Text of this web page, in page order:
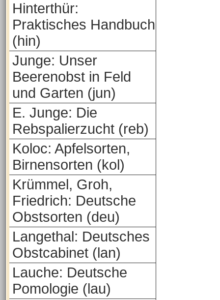
Hinterthür:
Praktisches Handbuch
(hin)
Junge: Unser
Beerenobst in Feld
und Garten (jun)
E. Junge: Die
Rebspalierzucht (reb)
Koloc: Apfelsorten,
Birnensorten (kol)
Krümmel, Groh,
Friedrich: Deutsche
Obstsorten (deu)
Langethal: Deutsches
Obstcabinet (lan)
Lauche: Deutsche
Pomologie (lau)